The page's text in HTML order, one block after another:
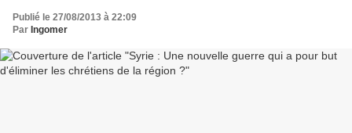
Publié le 27/08/2013 à 22:09
Par Ingomer